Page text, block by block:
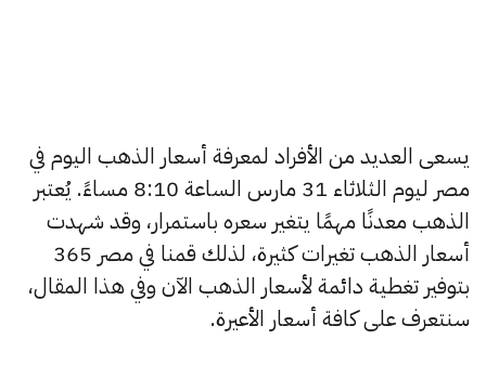
يسعى العديد من الأفراد لمعرفة أسعار الذهب اليوم في
مصر ليوم الثلاثاء 31 مارس الساعة 8:10 مساءً. يُعتبر
الذهب معدنًا مهمًا يتغير سعره باستمرار، وقد شهدت
أسعار الذهب تغيرات كثيرة، لذلك قمنا في مصر 365
بتوفير تغطية دائمة لأسعار الذهب الآن وفي هذا المقال،
سنتعرف على كافة أسعار الأعيرة.